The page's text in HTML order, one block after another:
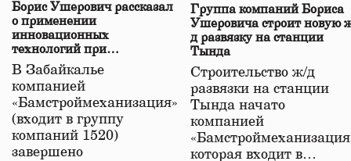
Борис Ушерович рассказал
о применении
инновационных
технологий при
строительстве нового моста
в Забайкалье
В Забайкалье
компанией
«Бамстроймеханизация»
(входит в группу
компаний 1520)
завершено
Группа компаний Бориса
Ушеровича строит новую
д развязку на станции
Тында
Строительство ж/д
развязки на станции
Тында начато
компанией
которая входит в…